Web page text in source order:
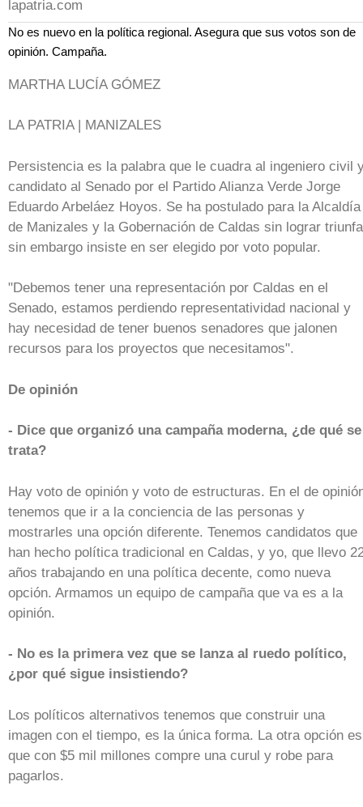
lapatria.com
No es nuevo en la política regional. Asegura que sus votos son de
opinión. Campaña.
MARTHA LUCÍA GÓMEZ
LA PATRIA | MANIZALES
Persistencia es la palabra que le cuadra al ingeniero civil
candidato al Senado por el Partido Alianza Verde Jorge
Eduardo Arbeláez Hoyos. Se ha postulado para la Alcaldía
de Manizales y la Gobernación de Caldas sin lograr
sin embargo insiste en ser elegido por voto popular.
"Debemos tener una representación por Caldas en el
Senado, estamos perdiendo representatividad nacional y
hay necesidad de tener buenos senadores que jalonen
recursos para los proyectos que necesitamos".
De opinión
- Dice que organizó una campaña moderna, ¿de qué se
trata?
Hay voto de opinión y voto de estructuras. En el de
tenemos que ir a la conciencia de las personas y
mostrarles una opción diferente. Tenemos candidatos que
han hecho política tradicional en Caldas, y yo, que llevo
años trabajando en una política decente, como nueva
opción. Armamos un equipo de campaña que va es a la
opinión.
- No es la primera vez que se lanza al ruedo político,
¿por qué sigue insistiendo?
Los políticos alternativos tenemos que construir una
imagen con el tiempo, es la única forma. La otra opción es
que con $5 mil millones compre una curul y robe para
pagarlos.